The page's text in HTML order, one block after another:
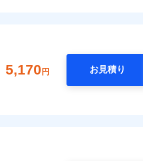
5,170 円 お見積り